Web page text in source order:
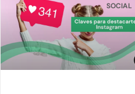
SOCIAL